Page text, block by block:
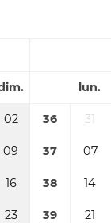
02
09
16
23
lun.
36 31
37 07
38 14
39 21